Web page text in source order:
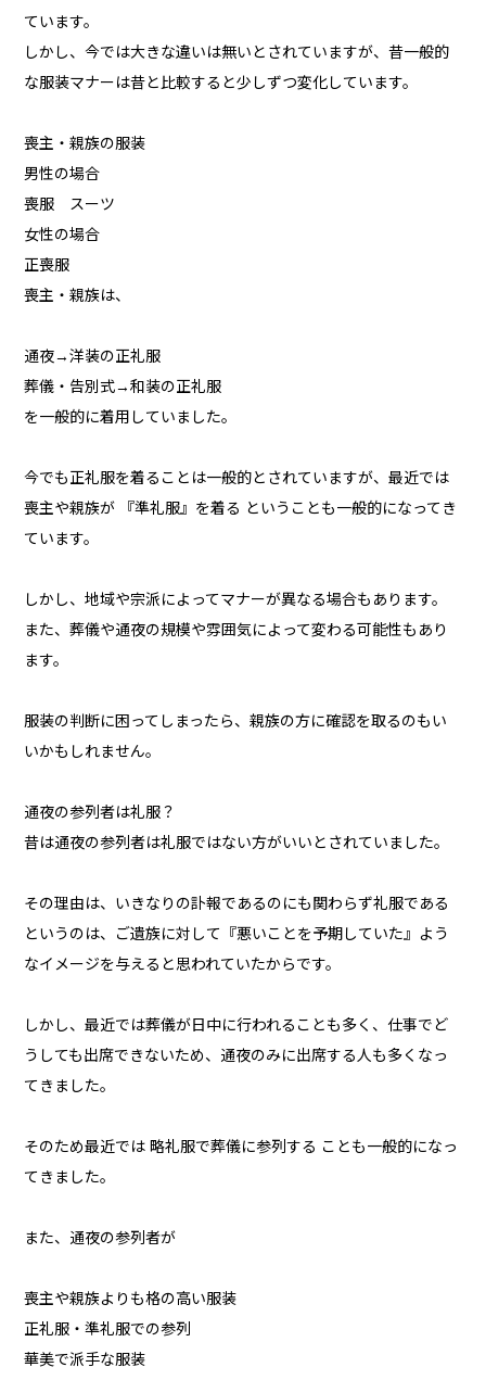
ています。
しかし、今では大きな違いは無いとされていますが、昔一般的
な服装マナーは昔と比較すると少しずつ変化しています。
喪主・親族の服装
男性の場合
喪服 スーツ
女性の場合
正喪服
喪主・親族は、
通夜→洋装の正礼服
葬儀・告別式→和装の正礼服
を一般的に着用していました。
今でも正礼服を着ることは一般的とされていますが、最近では
喪主や親族が 『準礼服』を着る ということも一般的になってき
ています。
しかし、地域や宗派によってマナーが異なる場合もあります。
また、葬儀や通夜の規模や雰囲気によって変わる可能性もあり
ます。
服装の判断に困ってしまったら、親族の方に確認を取るのもい
いかもしれません。
通夜の参列者は礼服？
昔は通夜の参列者は礼服ではない方がいいとされていました。
その理由は、いきなりの訃報であるのにも関わらず礼服である
というのは、ご遺族に対して『悪いことを予期していた』よう
なイメージを与えると思われていたからです。
しかし、最近では葬儀が日中に行われることも多く、仕事でど
うしても出席できないため、通夜のみに出席する人も多くなっ
てきました。
そのため最近では 略礼服で葬儀に参列する ことも一般的になっ
てきました。
また、通夜の参列者が
喪主や親族よりも格の高い服装
正礼服・準礼服での参列
華美で派手な服装